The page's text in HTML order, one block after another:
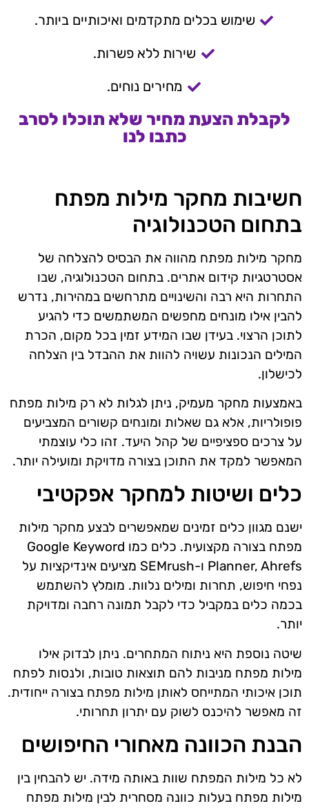
שימוש בכלים מתקדמים ואיכותיים ביותר.
שירות ללא פשרות.
מחירים נוחים.
לקבלת הצעת מחיר שלא תוכלו לסרב
כתבו לנו
חשיבות מחקר מילות מפתח
בתחום הטכנולוגיה
מחקר מילות מפתח מהווה את הבסיס להצלחה של
אסטרטגיות קידום אתרים. בתחום הטכנולוגיה, שבו
התחרות היא רבה והשינויים מתרחשים במהירות, נדרש
להבין אילו מונחים מחפשים המשתמשים כדי להגיע
לתוכן הרצוי. בעידן שבו המידע זמין בכל מקום, הכרת
המילים הנכונות עשויה להוות את ההבדל בין הצלחה
לכישלון.
באמצעות מחקר מעמיק, ניתן לגלות לא רק מילות מפתח
פופולריות, אלא גם שאלות ומונחים קשורים המצביעים
על צרכים ספציפיים של קהל היעד. זהו כלי עוצמתי
המאפשר למקד את התוכן בצורה מדויקת ומועילה יותר.
כלים ושיטות למחקר אפקטיבי
ישנם מגוון כלים זמינים שמאפשרים לבצע מחקר מילות
מפתח בצורה מקצועית. כלים כמו Google Keyword
Planner, Ahrefs ו-SEMrush מציעים אינדיקציות על
נפחי חיפוש, תחרות ומילים נלוות. מומלץ להשתמש
בכמה כלים במקביל כדי לקבל תמונה רחבה ומדויקת
יותר.
שיטה נוספת היא ניתוח המתחרים. ניתן לבדוק אילו
מילות מפתח מניבות להם תוצאות טובות, ולנסות לפתח
תוכן איכותי המתייחס לאותן מילות מפתח בצורה ייחודית.
זה מאפשר להיכנס לשוק עם יתרון תחרותי.
הבנת הכוונה מאחורי החיפושים
לא כל מילות המפתח שוות באותה מידה. יש להבחין בין
מילות מפתח בעלות כוונה מסחרית לבין מילות מפתח